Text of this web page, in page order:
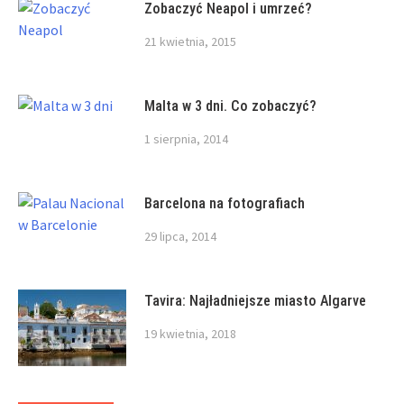
Zobaczyć Neapol i umrzeć?
21 kwietnia, 2015
Malta w 3 dni. Co zobaczyć?
1 sierpnia, 2014
Barcelona na fotografiach
29 lipca, 2014
Tavira: Najładniejsze miasto Algarve
19 kwietnia, 2018